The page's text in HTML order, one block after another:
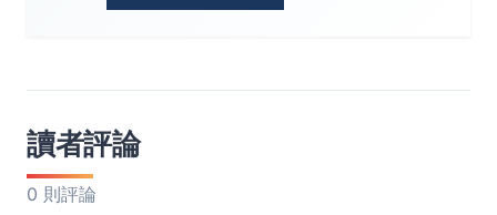
讀者評論
0 則評論